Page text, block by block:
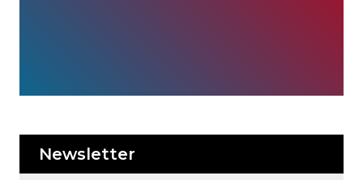
Newsletter